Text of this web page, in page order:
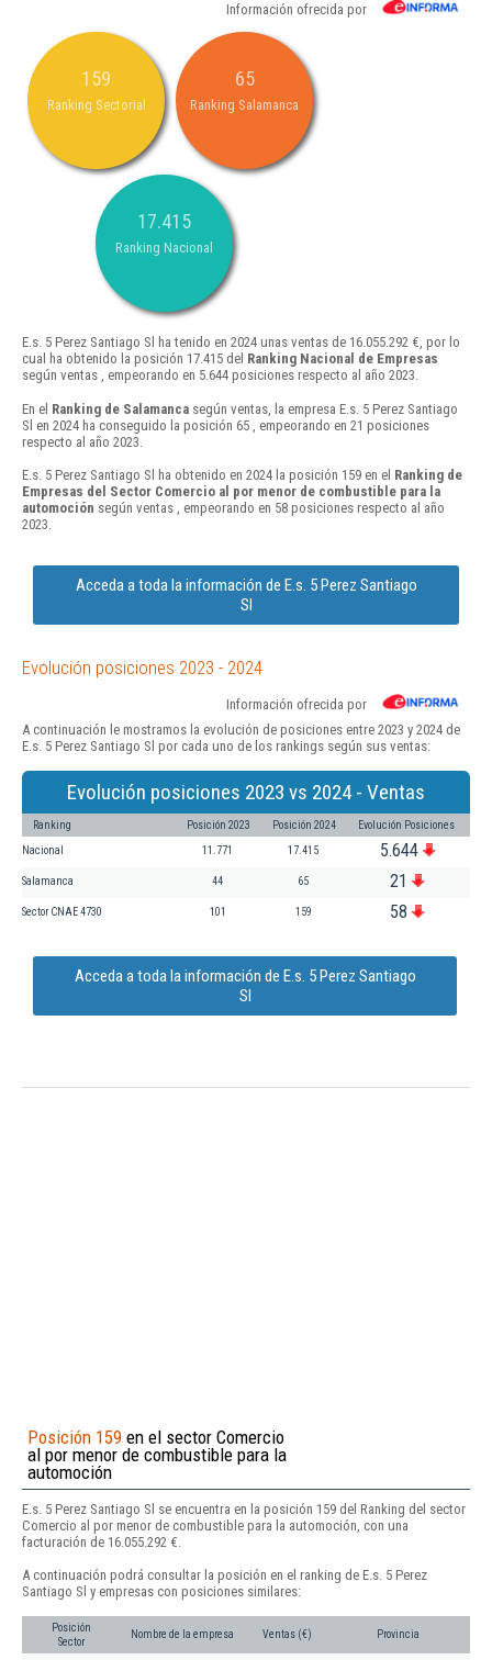
Información ofrecida por
159
Ranking Sectorial
65
Ranking Salamanca
17.415
Ranking Nacional
E.s. 5 Perez Santiago Sl ha tenido en 2024 unas ventas de 16.055.292 €, por lo
cual ha obtenido la posición 17.415 del Ranking Nacional de Empresas
según ventas , empeorando en 5.644 posiciones respecto al año 2023.
En el Ranking de Salamanca según ventas, la empresa E.s. 5 Perez Santiago
Sl en 2024 ha conseguido la posición 65 , empeorando en 21 posiciones
respecto al año 2023.
E.s. 5 Perez Santiago Sl ha obtenido en 2024 la posición 159 en el Ranking de
Empresas del Sector Comercio al por menor de combustible para la
automoción según ventas , empeorando en 58 posiciones respecto al año
2023.
Acceda a toda la información de E.s. 5 Perez Santiago
Sl
Evolución posiciones 2023 - 2024
Información ofrecida por
A continuación le mostramos la evolución de posiciones entre 2023 y 2024 de
E.s. 5 Perez Santiago Sl por cada uno de los rankings según sus ventas:
Evolución posiciones 2023 vs 2024 - Ventas
Ranking Posición 2023 Posición 2024 Evolución Posiciones
Nacional 11.771 17.415 5.644
Salamanca 44 65 21
Sector CNAE 4730 101 159 58
Acceda a toda la información de E.s. 5 Perez Santiago
Sl
Posición 159 en el sector Comercio
al por menor de combustible para la
automoción
E.s. 5 Perez Santiago Sl se encuentra en la posición 159 del Ranking del sector
Comercio al por menor de combustible para la automoción, con una
facturación de 16.055.292 €.
A continuación podrá consultar la posición en el ranking de E.s. 5 Perez
Santiago Sl y empresas con posiciones similares:
Posición
Sector
Nombre de la empresa Ventas (€) Provincia